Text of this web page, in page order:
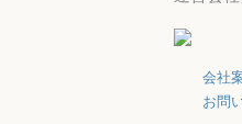
会社
お問